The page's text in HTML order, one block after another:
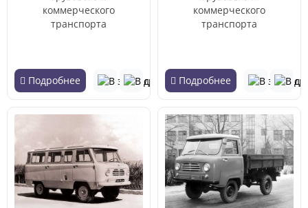
коммерческого
транспорта
Подробнее
коммерческого
транспорта
Подробнее